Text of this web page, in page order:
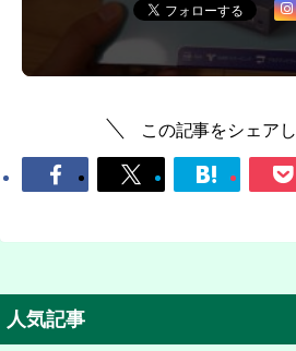
この記事をシェアし
人気記事